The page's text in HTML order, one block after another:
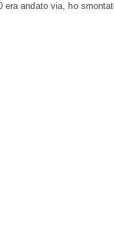
era andato via, ho